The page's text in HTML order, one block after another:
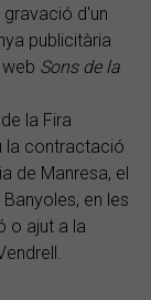
d'un
publicitària
Sons de la
la Fira
la contractació
de Manresa, el
en les
o ajut a la